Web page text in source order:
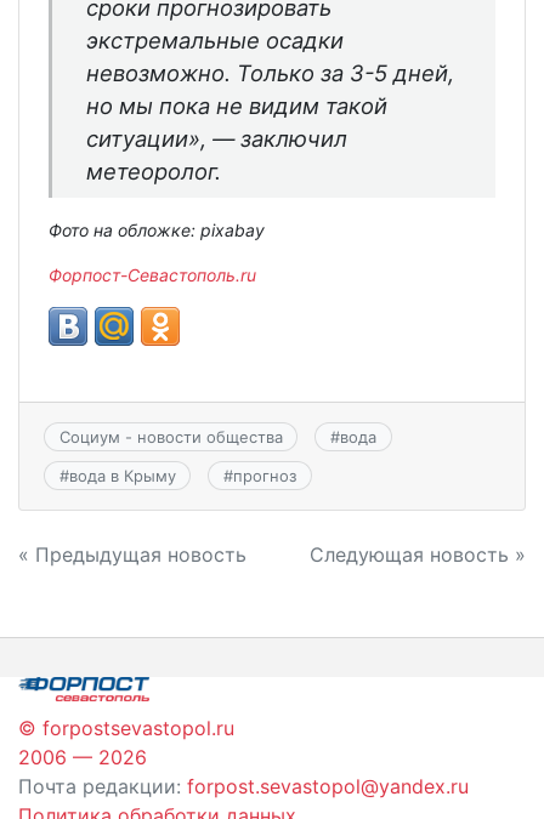
сроки прогнозировать
экстремальные осадки
невозможно. Только за 3-5 дней,
но мы пока не видим такой
ситуации», — заключил
метеоролог.
Фото на обложке: pixabay
Форпост-Севастополь.ru
Социум - новости общества #вода
#вода в Крыму #прогноз
Навигация
записям
« Предыдущая новость Следующая новость »
© forpostsevastopol.ru
2006 — 2026
Почта редакции: forpost.sevastopol@yandex.ru